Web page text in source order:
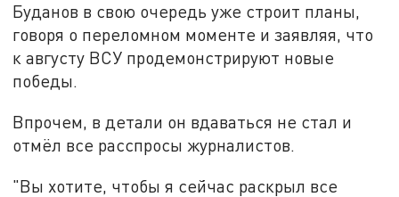
Буданов в свою очередь уже строит планы,
говоря о переломном моменте и заявляя, что
к августу ВСУ продемонстрируют новые
победы.
Впрочем, в детали он вдаваться не стал и
отмёл все расспросы журналистов.
"Вы хотите, чтобы я сейчас раскрыл все